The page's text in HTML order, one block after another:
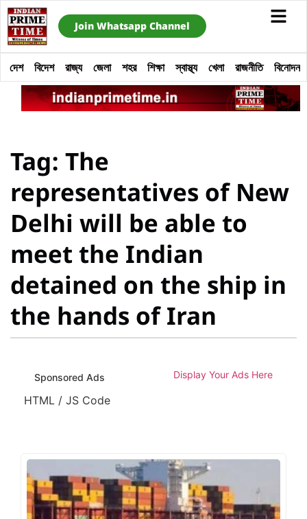
Join Whatsapp Channel
দেশ বিদেশ রাজ্য জেলা শহর শিক্ষা স্বাস্থ্য খেলা রাজনীতি বিনোদন
Tag: The
representatives of New
Delhi will be able to
meet the Indian
detained on the ship in
the hands of Iran
Sponsored Ads Display Your Ads Here
HTML / JS Code